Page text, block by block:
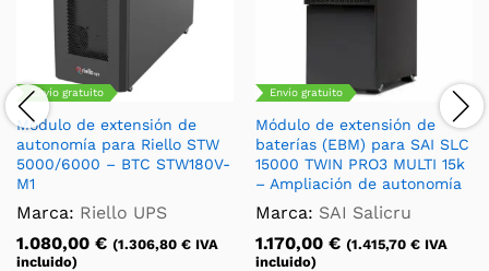
Envío gratuito
Módulo de extensión de
autonomía para Riello STW
5000/6000 – BTC STW180V-
M1
Marca: Riello UPS
1.080,00 € (1.306,80 € IVA
incluido)
Envío gratuito
Módulo de extensión de
baterías (EBM) para SAI SLC
15000 TWIN PRO3 MULTI 15k
– Ampliación de autonomía
Marca: SAI Salicru
1.170,00 € (1.415,70 € IVA
incluido)